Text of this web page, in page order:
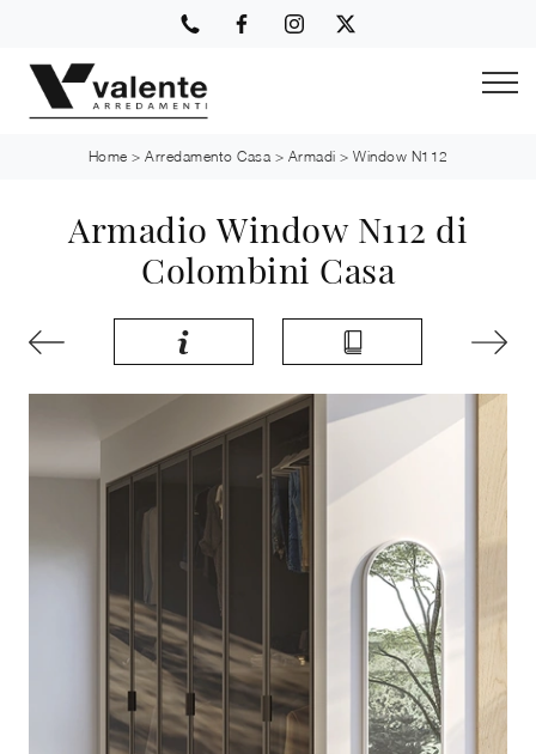
Home > Arredamento Casa > Armadi > Window N112
Armadio Window N112 di
Colombini Casa